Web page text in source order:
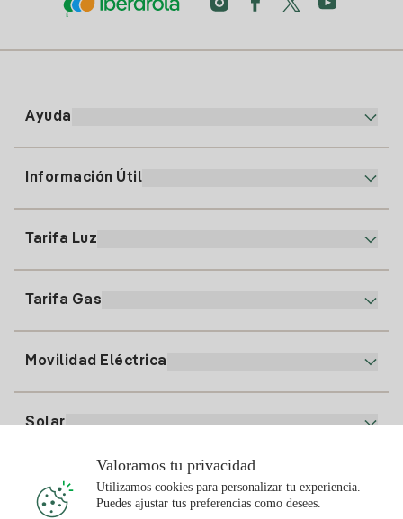
Ayuda
91 919 52 73
clientes@tuiberdrola.es
Información Útil
Alta Gas
Tarifa Luz
Precio de la luz hoy
Tarifa Gas
Movilidad Eléctrica
Solar
Plan Solar
Te interesa
Valoramos tu privacidad
Utilizamos cookies para personalizar tu experiencia.
Puedes ajustar tus preferencias como desees.